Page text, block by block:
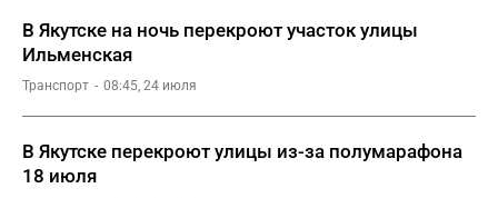
В Якутске на ночь перекроют участок улицы
Ильменская
Транспорт 08:45, 24 июля
В Якутске перекроют улицы из-за полумарафона
18 июля